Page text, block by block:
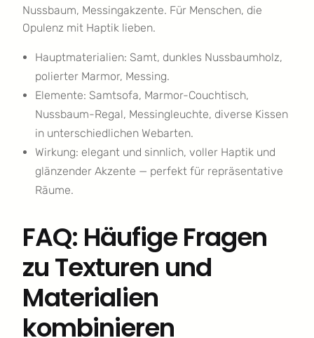
Nussbaum, Messingakzente. Für Menschen, die
Opulenz mit Haptik lieben.
Hauptmaterialien: Samt, dunkles Nussbaumholz,
polierter Marmor, Messing.
Elemente: Samtsofa, Marmor-Couchtisch,
Nussbaum-Regal, Messingleuchte, diverse Kissen
in unterschiedlichen Webarten.
Wirkung: elegant und sinnlich, voller Haptik und
glänzender Akzente — perfekt für repräsentative
Räume.
FAQ: Häufige Fragen
zu Texturen und
Materialien
kombinieren